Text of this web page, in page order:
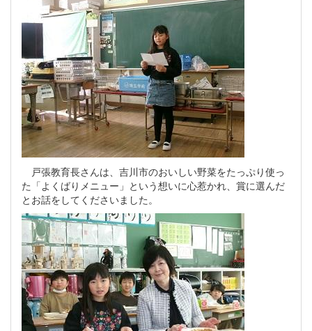
戸張教育長さんは、吉川市のおいしい野菜をたっぷり使っ
た「よくばりメニュー」という想いに心惹かれ、賞に選んだ
とお話をしてくださいました。